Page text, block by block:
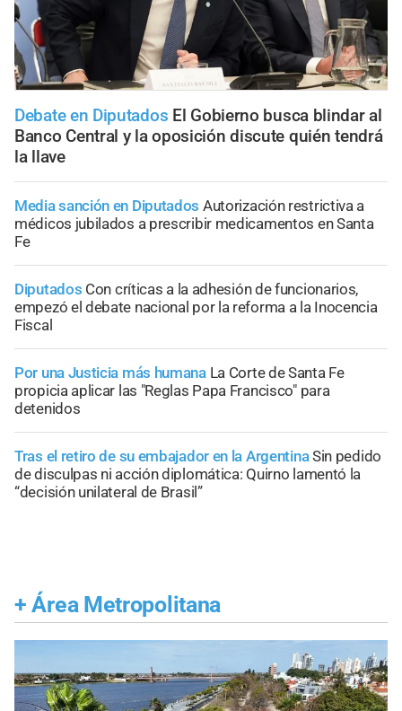
Debate en Diputados El Gobierno busca blindar al
Banco Central y la oposición discute quién tendrá
la llave
Media sanción en Diputados Autorización restrictiva a
médicos jubilados a prescribir medicamentos en Santa
Fe
Diputados Con críticas a la adhesión de funcionarios,
empezó el debate nacional por la reforma a la Inocencia
Fiscal
Por una Justicia más humana La Corte de Santa Fe
propicia aplicar las "Reglas Papa Francisco" para
detenidos
Tras el retiro de su embajador en la ArgentinaSin pedido
de disculpas ni acción diplomática: Quirno lamentó la
“decisión unilateral de Brasil”
+ Área Metropolitana